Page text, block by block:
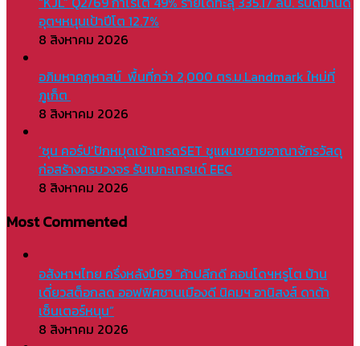
อุตฯหนุนเป้าปีโต 12.7%
8 สิงหาคม 2026
อภิมหาคฤหาสน์ พื้นที่กว่า 2,000 ตร.ม.Landmark ใหม่ที่
ภูเก็ต
8 สิงหาคม 2026
‘ซุน คอร์ป’ปักหมุดเข้าเทรดSET ชูแผนขยายอาณาจักรวัสดุ
ก่อสร้างครบวงจร รับเมกะเทรนด์ EEC
8 สิงหาคม 2026
Most Commented
อสังหาฯไทย ครึ่งหลังปี69 “ค้าปลีกดี คอนโดฯหรูโต บ้าน
เดี่ยวสต็อกลด ออฟฟิศชานเมืองดี นิคมฯ อานิสงส์ ดาต้า
เซ็นเตอร์หนุน”
8 สิงหาคม 2026